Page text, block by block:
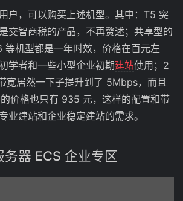
户，可以购买上述机型。其中：T5 突
交智商税的产品，不再赘述；共享型的
机型都是一年时效，价格在百元左
学者和一些小型企业初期建站使用；2
宽居然一下子提升到了 5Mbps，而且
价格也只有 935 元，这样的配置和带
业建站和企业稳定建站的需求。
务器 ECS 企业专区